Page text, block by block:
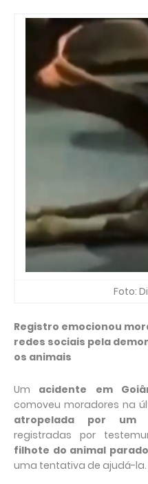
Foto:
Registro emocionou
redes sociais pela
os animais
Um acidente em
comoveu moradores na
atropelada por um
registradas por
filhote do animal
uma tentativa de ajudá-la.